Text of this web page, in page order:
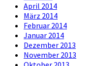
April 2014
März 2014
Februar 2014
Januar 2014
Dezember 2013
November 2013